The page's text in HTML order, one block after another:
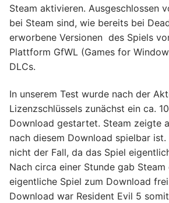
Steam aktivieren. Ausgeschlossen
bei Steam sind, wie bereits bei
erworbene Versionen des Spiels
Plattform GfWL (Games for
DLCs.
In unserem Test wurde nach der
Lizenzschlüssels zunächst ein ca.
Download gestartet. Steam zeigte
nach diesem Download spielbar
nicht der Fall, da das Spiel
Nach circa einer Stunde gab Steam
eigentliche Spiel zum Download
Download war Resident Evil 5